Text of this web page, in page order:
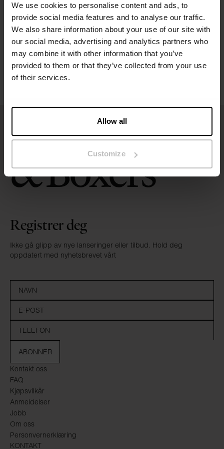
We use cookies to personalise content and ads, to
provide social media features and to analyse our traffic.
We also share information about your use of our site with
our social media, advertising and analytics partners who
may combine it with other information that you’ve
provided to them or that they’ve collected from your use
of their services.
Allow all
Customize
Størrelsesguide
Vaskeinstruksjoner
Anmeldelser
Kontakt oss
FAQ
Kjøpsvilkår
Anmeldelser
Jobb
Om oss
Personvernerklæring
KONTAKT
Registrer deg
Ikke gå glipp av nye lanseringer eller tilbud. Hold deg
oppdatert med nyhetsbrevet vårt
ABONNER